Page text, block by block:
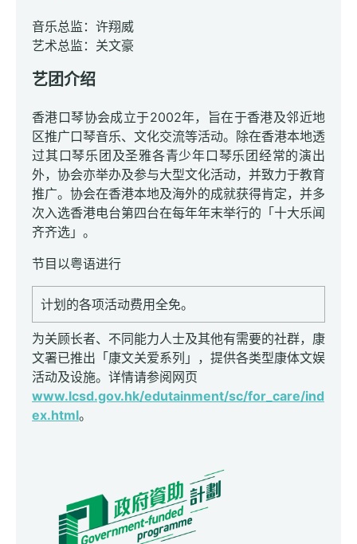
音乐总监：许翔威
艺术总监：关文豪
艺团介绍
香港口琴协会成立于2002年，旨在于香港及邻近地
区推广口琴音乐、文化交流等活动。除在香港本地透
过其口琴乐团及圣雅各青少年口琴乐团经常的演出
外，协会亦举办及参与大型文化活动，并致力于教育
推广。协会在香港本地及海外的成就获得肯定，并多
次入选香港电台第四台在每年年末举行的「十大乐闻
齐齐选」。
节目以粤语进行
计划的各项活动费用全免。
为关顾长者、不同能力人士及其他有需要的社群，康
文署已推出「康文关爱系列」，提供各类型康体文娱
活动及设施。详情请参阅网页
www.lcsd.gov.hk/edutainment/sc/for_care/ind
ex.html。